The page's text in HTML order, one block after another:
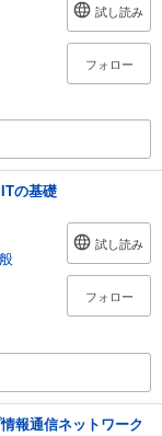
試し読み
フォロー
の基礎
試し読み
フォロー
報通信ネットワーク